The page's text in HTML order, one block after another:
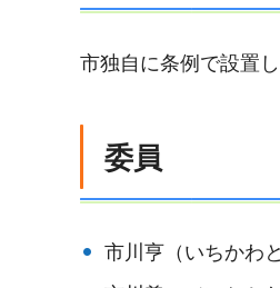
市独自に条例で設置
委員
市川亨（いちかわ